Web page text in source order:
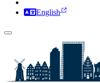
English